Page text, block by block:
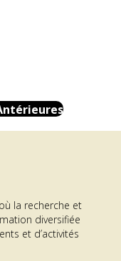
la recherche et
diversifiée
et d’activités